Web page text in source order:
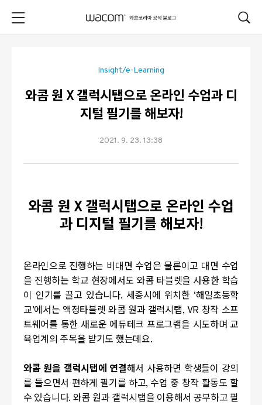
Insight/e-Learning
와콤 원 X 갤럭시탭으로 온라인 수업과 디
지털 필기를 해보자!
2021. 9. 23. 13:38
와콤 원 X 갤럭시탭으로 온라인 수업
과 디지털 필기를 해보자!
온라인으로 진행하는 비대면 수업은 물론이고 대면 수업
을 진행하는 학교 현장에서도 와콤 타블렛을 사용한 학습
이 인기를 끌고 있습니다. 세종시에 위치한 ‘해밀초등학
교’에서는 액정타블렛 와콤 원과 갤럭시탭, VR 창작 소프
트웨어를 통한 새로운 에듀테크 프로그램을 시도하며 교
육업계의 주목을 받기도 했는데요.
와콤 원을 갤럭시탭에 연결해서 사용하면 학생들이 강의
를 들으면서 편하게 필기를 하고, 수업 중 창작 활동도 할
수 있습니다. 와콤 원과 갤럭시탭을 이용해서 공부하고 필